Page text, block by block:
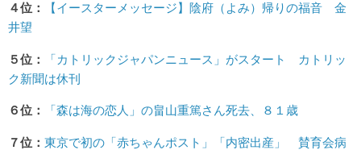
４位：
【イースターメッセージ】陰府（よみ）帰りの福音 金
井望
５位：
「カトリックジャパンニュース」がスタート カトリッ
ク新聞は休刊
６位： 「森は海の恋人」の畠山重篤さん死去、８１歳
７位： 東京で初の「赤ちゃんポスト」「内密出産」 賛育会病